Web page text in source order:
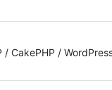
CakePHP /